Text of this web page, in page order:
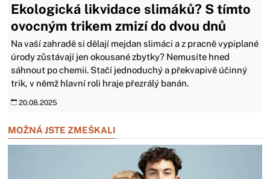
Ekologická likvidace slimáků? S tímto
ovocným trikem zmizí do dvou dnů
Na vaší zahradě si dělají mejdan slimáci a z pracně vypiplané
úrody zůstávají jen okousané zbytky? Nemusíte hned
sáhnout po chemii. Stačí jednoduchý a překvapivě účinný
trik, v němž hlavní roli hraje přezrálý banán.
20.08.2025
MOŽNÁ JSTE ZMEŠKALI